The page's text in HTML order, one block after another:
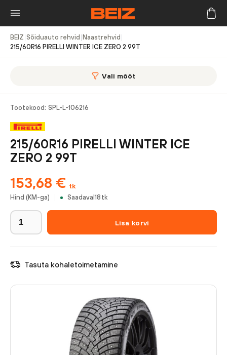
BEIZ Sõiduauto rehvid Naastrehvid
215/60R16 PIRELLI WINTER ICE ZERO 2 99T
Vali mõõt
Tootekood: SPL-L-106216
215/60R16 PIRELLI WINTER ICE
ZERO 2 99T
153,68 € tk
Hind (KM-ga) Saadaval 18 tk
Lisa korvi
Tasuta kohaletoimetamine